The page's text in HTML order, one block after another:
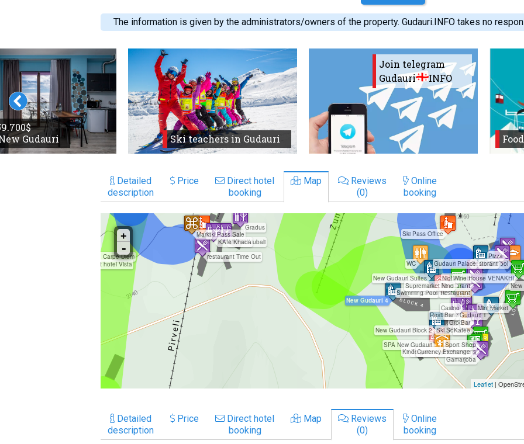
The information is given by the administrators/owners of the property. Gudauri.INFO takes no
Gudauri
Ski teachers in Gudauri
Join telegram
Gudauri
INFO
Detailed
description
Price
Direct hotel
booking
Map
Reviews
(0)
Online
booking
Detailed
description
Price
Direct hotel
booking
Map
Reviews
(0)
Online
booking